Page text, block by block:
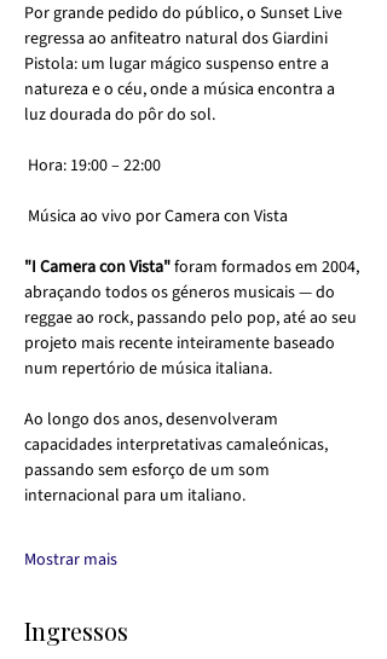
Por grande pedido do público, o Sunset Live
regressa ao anfiteatro natural dos Giardini
Pistola: um lugar mágico suspenso entre a
natureza e o céu, onde a música encontra a
luz dourada do pôr do sol.
Hora: 19:00 – 22:00
Música ao vivo por Camera con Vista
"I Camera con Vista" foram formados em 2004,
abraçando todos os géneros musicais — do
reggae ao rock, passando pelo pop, até ao seu
projeto mais recente inteiramente baseado
num repertório de música italiana.
Ao longo dos anos, desenvolveram
capacidades interpretativas camaleónicas,
passando sem esforço de um som
internacional para um italiano.
Mostrar mais
Ingressos